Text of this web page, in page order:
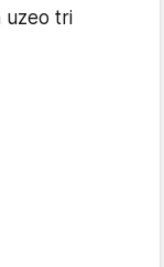
uzeo tri